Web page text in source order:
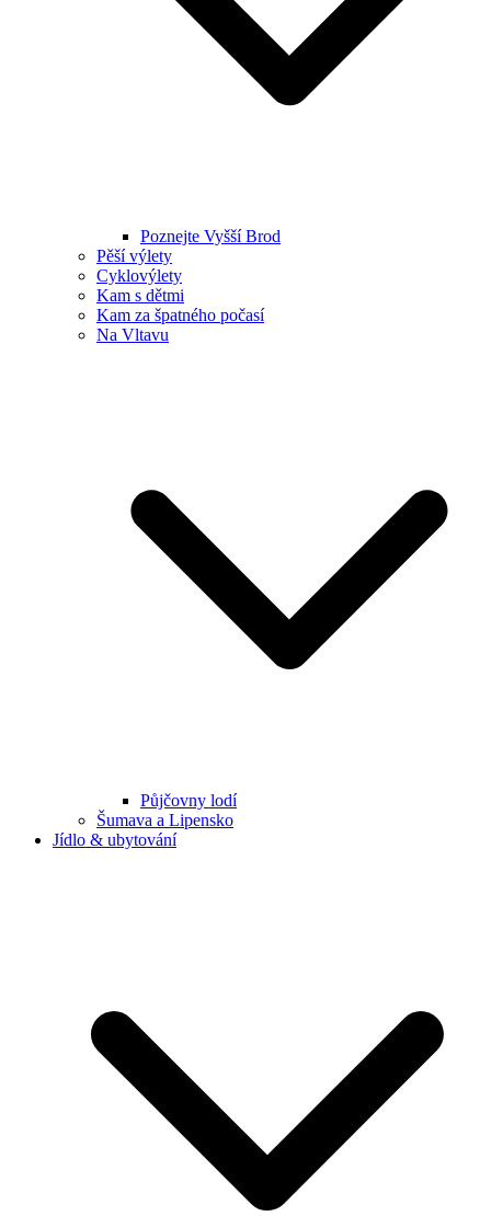
Poznejte Vyšší Brod
Pěší výlety
Cyklovýlety
Kam s dětmi
Kam za špatného počasí
Na Vltavu
Půjčovny lodí
Šumava a Lipensko
Jídlo & ubytování